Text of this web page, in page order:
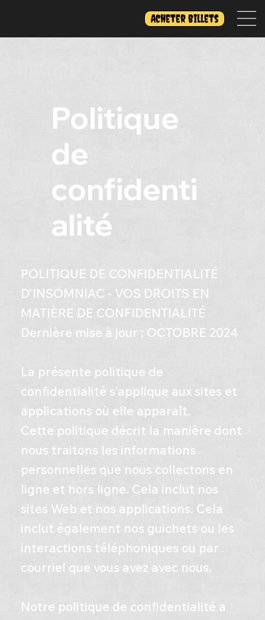
Acheter billets
Politique
de
confidenti
alité
POLITIQUE DE CONFIDENTIALITÉ
D'INSOMNIAC - VOS DROITS EN
MATIÈRE DE CONFIDENTIALITÉ
Dernière mise à jour : OCTOBRE 2024
​La présente politique de
confidentialité s'applique aux sites et
applications où elle apparaît.
​Cette politique décrit la manière dont
nous traitons les informations
personnelles que nous collectons en
ligne et hors ligne. Cela inclut nos
sites Web et nos applications. Cela
inclut également nos guichets ou les
interactions téléphoniques ou par
courriel que vous avez avec nous.
​Notre politique de confidentialité a